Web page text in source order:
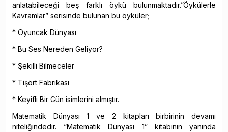
anlatabileceği beş farklı öykü bulunmaktadır.”Öykülerle
Kavramlar” serisinde bulunan bu öyküler;
* Oyuncak Dünyası
* Bu Ses Nereden Geliyor?
* Şekilli Bilmeceler
* Tişört Fabrikası
* Keyifli Bir Gün isimlerini almıştır.
Matematik Dünyası 1 ve 2 kitapları birbirinin devamı
niteliğindedir. “Matematik Dünyası 1” kitabının yanında